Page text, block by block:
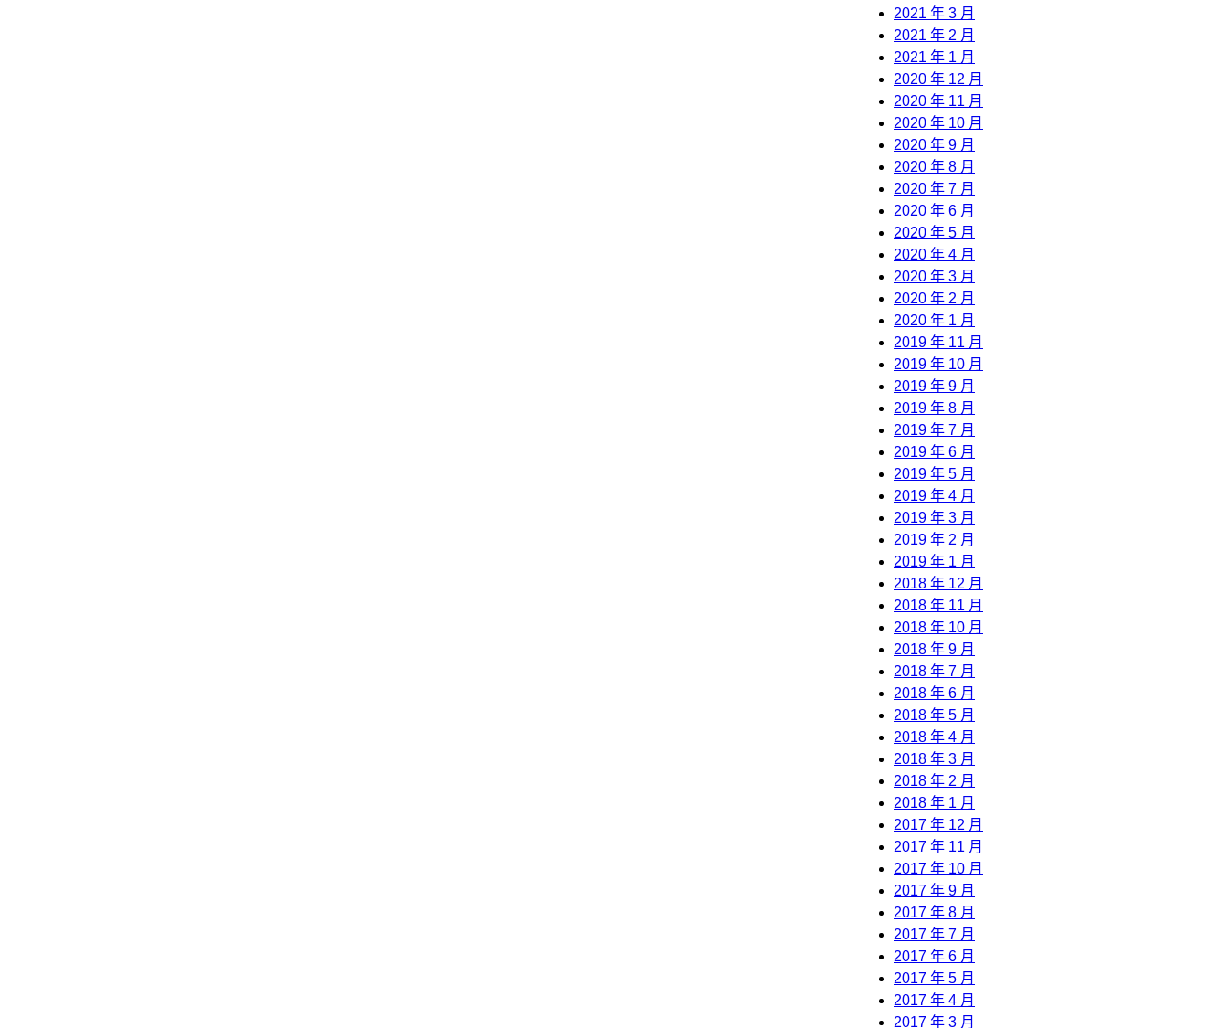
2021 年 3 月
2021 年 2 月
2021 年 1 月
2020 年 12 月
2020 年 11 月
2020 年 10 月
2020 年 9 月
2020 年 8 月
2020 年 7 月
2020 年 6 月
2020 年 5 月
2020 年 4 月
2020 年 3 月
2020 年 2 月
2020 年 1 月
2019 年 11 月
2019 年 10 月
2019 年 9 月
2019 年 8 月
2019 年 7 月
2019 年 6 月
2019 年 5 月
2019 年 4 月
2019 年 3 月
2019 年 2 月
2019 年 1 月
2018 年 12 月
2018 年 11 月
2018 年 10 月
2018 年 9 月
2018 年 7 月
2018 年 6 月
2018 年 5 月
2018 年 4 月
2018 年 3 月
2018 年 2 月
2018 年 1 月
2017 年 12 月
2017 年 11 月
2017 年 10 月
2017 年 9 月
2017 年 8 月
2017 年 7 月
2017 年 6 月
2017 年 5 月
2017 年 4 月
2017 年 3 月